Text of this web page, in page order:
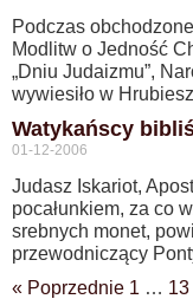
Podczas
Modlitw o Jedność
„Dniu Judaizmu”,
wywiesiło w
Watykańscy
01-12-2006
Judasz Iskariot,
pocałunkiem, za co
srebnych monet,
przewodniczący
« Poprzednie 1 … 13